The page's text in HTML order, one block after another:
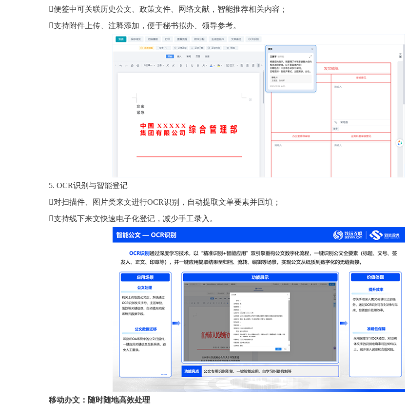
便签中可关联历史公文、政策文件、网络文献，智能推荐相关内容；
支持附件上传、注释添加，便于秘书拟办、领导参考。
5. OCR识别与智能登记
对扫描件、图片类来文进行OCR识别，自动提取文单要素并回填；
支持线下来文快速电子化登记，减少手工录入。
移动办文：随时随地高效处理